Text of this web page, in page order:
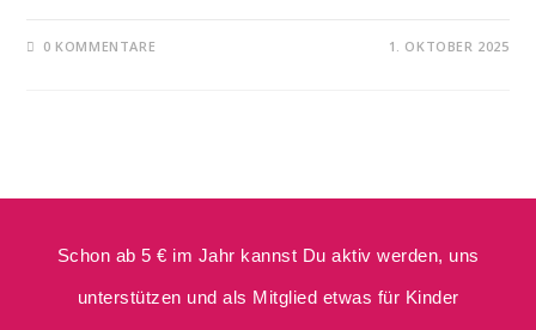
0 KOMMENTARE 1. OKTOBER 2025
Schon ab 5 € im Jahr kannst Du aktiv werden, uns
unterstützen und als Mitglied etwas für Kinder